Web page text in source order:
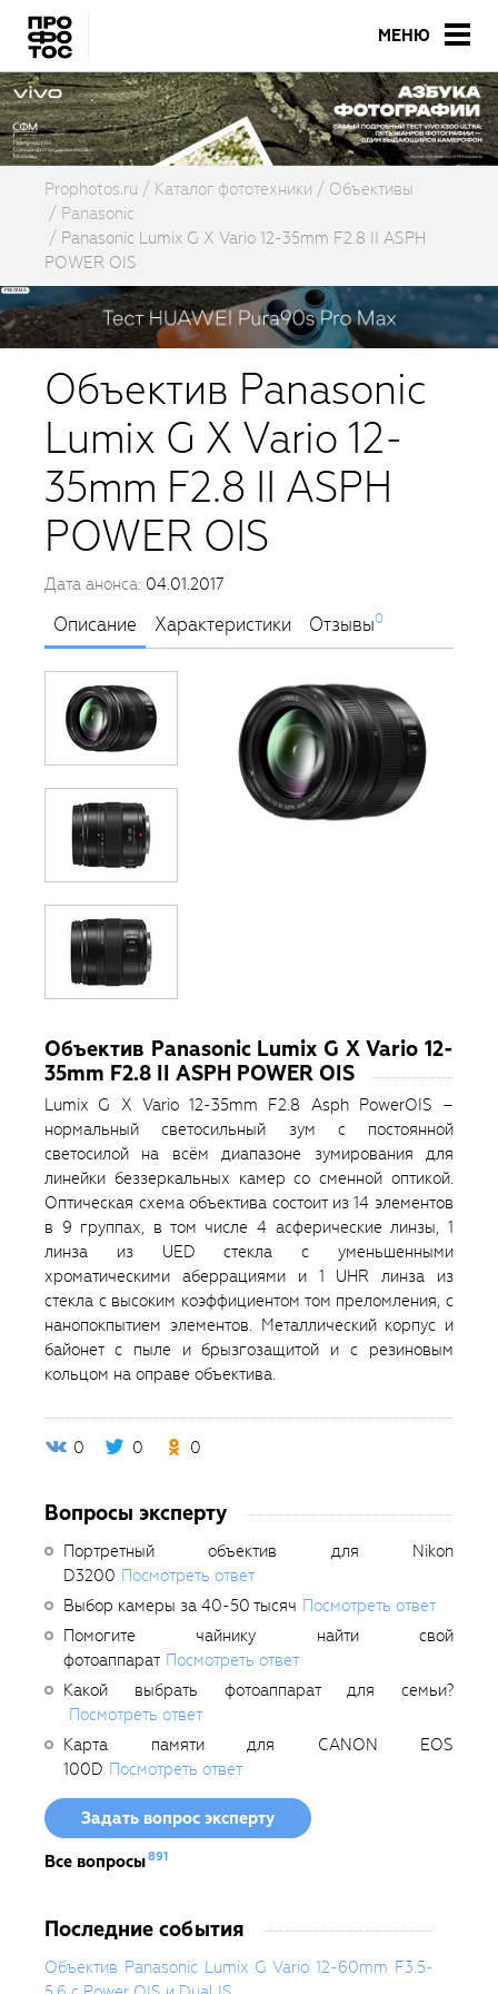
МЕНЮ
Prophotos.ru Каталог фототехники
Объективы
Panasonic
Panasonic Lumix G X Vario 12-35mm F2.8 II ASPH
POWER OIS
Объектив Panasonic
Lumix G X Vario 12-
35mm F2.8 II ASPH
POWER OIS
Дата анонса: 04.01.2017
Описание Характеристики Отзывы0
Объектив Panasonic Lumix G X Vario 12-
35mm F2.8 II ASPH POWER OIS
Lumix G X Vario 12-35mm F2.8 Asph PowerOIS –
нормальный светосильный зум с постоянной
светосилой на всём диапазоне зумирования для
линейки беззеркальных камер со сменной оптикой.
Оптическая схема объектива состоит из 14 элементов
в 9 группах, в том числе 4 асферические линзы, 1
линза из UED стекла с уменьшенными
хроматическими аберрациями и 1 UHR линза из
стекла с высоким коэффициентом том преломления, с
нанопокпытием элементов. Металлический корпус и
байонет с пыле и брызгозащитой и с резиновым
кольцом на оправе объектива.
0 0 0
Вопросы эксперту
Портретный объектив для Nikon
D3200 Посмотреть ответ
Выбор камеры за 40-50 тысяч Посмотреть ответ
Помогите чайнику найти свой
фотоаппарат Посмотреть ответ
Какой выбрать фотоаппарат для семьи?
Посмотреть ответ
Карта памяти для CANON EOS
100D Посмотреть ответ
Задать вопрос эксперту
Все вопросы891
Последние события
Объектив Panasonic Lumix G Vario 12-60mm F3.5-